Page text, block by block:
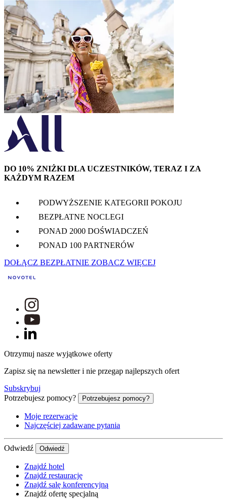
DO 10% ZNIŻKI DLA UCZESTNIKÓW, TERAZ I ZA
KAŻDYM RAZEM
PODWYŻSZENIE KATEGORII POKOJU
BEZPŁATNE NOCLEGI
PONAD 2000 DOŚWIADCZEŃ
PONAD 100 PARTNERÓW
DOŁĄCZ BEZPŁATNIE ZOBACZ WIĘCEJ
Otrzymuj nasze wyjątkowe oferty
Zapisz się na newsletter i nie przegap najlepszych ofert
Subskrybuj
Potrzebujesz pomocy?
Potrzebujesz pomocy?
Moje rezerwacje
Najczęściej zadawane pytania
Odwiedź Odwiedź
Znajdź hotel
Znajdź restaurację
Znajdź salę konferencyjną
Znajdź ofertę specjalną